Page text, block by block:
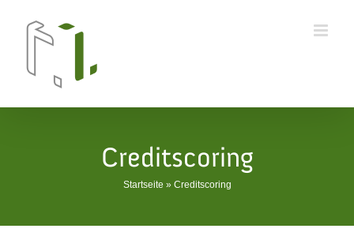
Creditscoring
Startseite » Creditscoring